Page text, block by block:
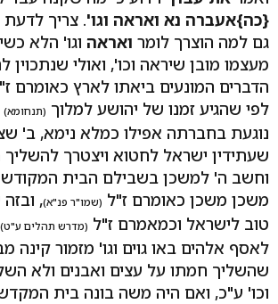
{כה}אעברה נא ואראה וגו'. צריך לדעת
גם למה הוצרך לומר ואראה וגו' הלא
מעצמו מובן שיראה וכו', ואולי
הדברים המונעים ביאתו לארץ כאומרם
לפי שהגיע זמנו של יהושע למלוך (תנחומא)
נוגעת בחברתה אפילו כמלא נימא, ב'
שעתידין ישראל לחטוא ויצטרך
וחשב ה' למשכן בשבילם הבית המקודש
משכן משכן כאומרם ז"ל (שמו"ר פנ"א),
טוב לישראל וכמאמרם ז"ל (מדרש תהלים ע"ט)
לאסף אלהים באו גוים וגו' מזמור קינה
שהשליך חמתו על עצים ואבנים ולא
וכו' ע"כ, ואם היה משה בונה בית